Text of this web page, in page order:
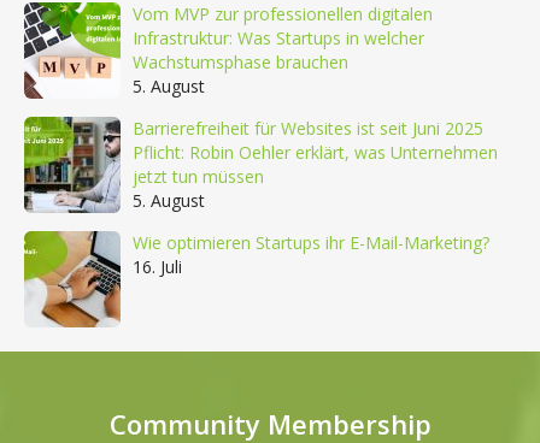
Vom MVP zur professionellen digitalen
Infrastruktur: Was Startups in welcher
Wachstumsphase brauchen
5. August
Barrierefreiheit für Websites ist seit Juni 2025
Pflicht: Robin Oehler erklärt, was Unternehmen
jetzt tun müssen
5. August
Wie optimieren Startups ihr E-Mail-Marketing?
16. Juli
Community Membership